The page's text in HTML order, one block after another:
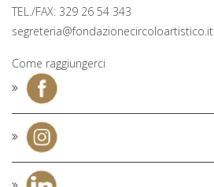
TEL./FAX: 329 26 54 343
segreteria@fondazionecircoloartistico.it
Come raggiungerci